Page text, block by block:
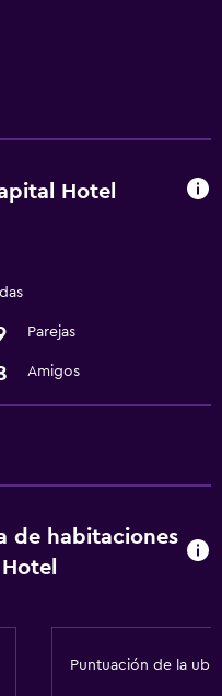
disponibles
Hotel
Parejas
Amigos
de habitaciones
Puntuación de la